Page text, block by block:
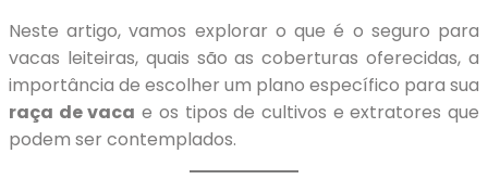
Neste artigo, vamos explorar o que é o seguro para
vacas leiteiras, quais são as coberturas oferecidas, a
importância de escolher um plano específico para sua
raça de vaca e os tipos de cultivos e extratores que
podem ser contemplados.